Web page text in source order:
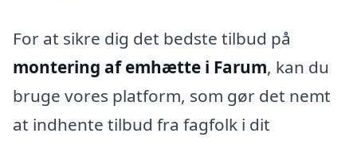
For at sikre dig det bedste tilbud på
montering af emhætte i Farum, kan du
bruge vores platform, som gør det nemt
at indhente tilbud fra fagfolk i dit